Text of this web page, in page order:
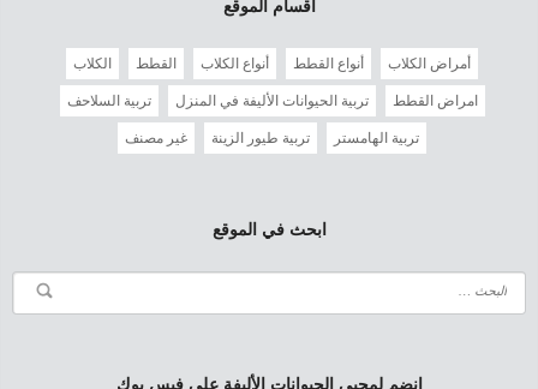
أقسام الموقع
أمراض الكلاب أنواع القطط أنواع الكلاب القطط الكلاب
امراض القطط تربية الحيوانات الأليفة في المنزل تربية السلاحف
تربية الهامستر تربية طيور الزينة غير مصنف
ابحث في الموقع
انضم لمحبي الحيوانات الأليفة على فيس بوك